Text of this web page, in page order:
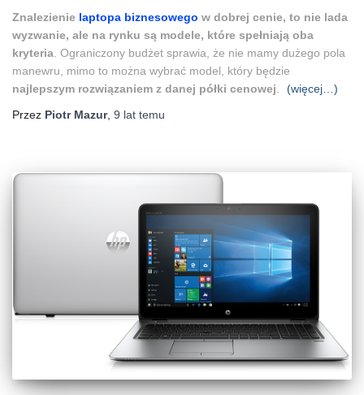
Znalezienie laptopa biznesowego w dobrej cenie, to nie lada
wyzwanie, ale na rynku są modele, które spełniają oba
kryteria . Ograniczony budżet sprawia, że nie mamy dużego pola
manewru, mimo to można wybrać model, który będzie
najlepszym rozwiązaniem z danej półki cenowej
(więcej…)
Przez Piotr Mazur, 9 lat temu